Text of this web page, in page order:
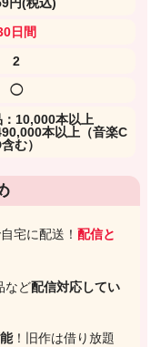
日間
2
◯
：10,000本以上
本以上（音楽C
む）
宅に配送！配信と
など配信対応してい
！旧作は借り放題